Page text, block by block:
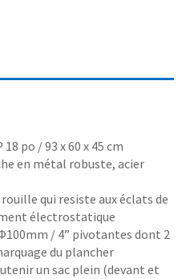
18 po / 93 x 60 x 45 cm
en métal robuste, acier
rouille qui resiste aux éclats de
électrostatique
/ 4” pivotantes dont 2
du plancher
un sac plein (devant et